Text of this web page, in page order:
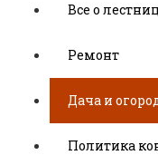
Все о
Ремонт
Дача и
Политика